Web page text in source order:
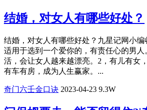
结婚，对女人有哪些好处？
结婚，对女人有哪些好处？九星记网小编
适用于选到一个爱你的，有责任心的男人
活，会让女人越来越漂亮。2，有儿有女
有车有房，成为人生赢家。...
奇门六壬金口诀 2023-04-23 9.3W